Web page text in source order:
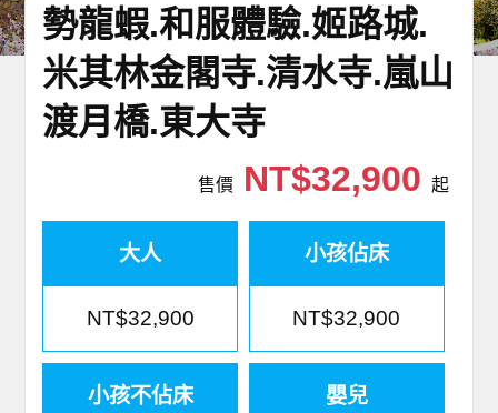
歐洲之旅
頂尖世界
勢龍蝦.和服體驗.姬路城.
米其林金閣寺.清水寺.嵐山
渡月橋.東大寺
售價NT$32,900 起
大人
NT$32,900
小孩佔床
NT$32,900
小孩不佔床 嬰兒